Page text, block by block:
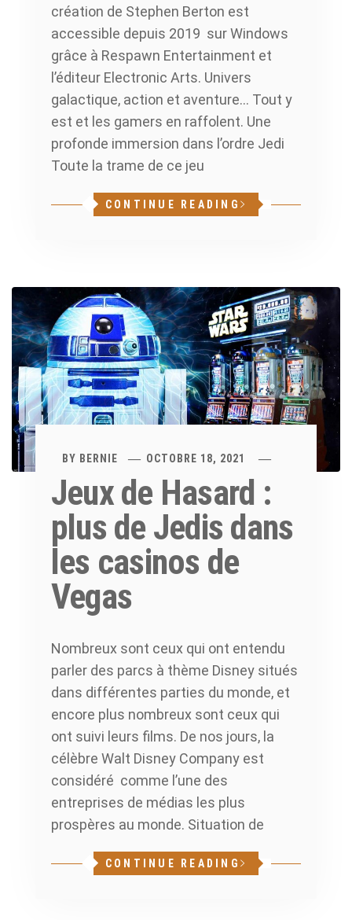
création de Stephen Berton est
accessible depuis 2019 sur Windows
grâce à Respawn Entertainment et
l’éditeur Electronic Arts. Univers
galactique, action et aventure… Tout y
est et les gamers en raffolent. Une
profonde immersion dans l’ordre Jedi
Toute la trame de ce jeu
CONTINUE READING
BY BERNIE OCTOBRE 18, 2021
Jeux de Hasard :
plus de Jedis dans
les casinos de
Vegas
Nombreux sont ceux qui ont entendu
parler des parcs à thème Disney situés
dans différentes parties du monde, et
encore plus nombreux sont ceux qui
ont suivi leurs films. De nos jours, la
célèbre Walt Disney Company est
considéré comme l’une des
entreprises de médias les plus
prospères au monde. Situation de
CONTINUE READING